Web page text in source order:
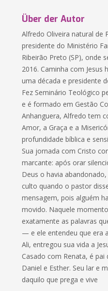
Über der Autor
Alfredo Oliveira natural de
presidente do Ministério
Ribeirão Preto (SP), onde
2016. Caminha com Jesus
uma década e presidente
Fez Seminário Teológico
e é formado em Gestão
Anhanguera, Alfredo tem
Amor, a Graça e a
profundidade bíblica e
Sua jornada com Cristo
marcante: após orar
Deus o havia
culto quando o pastor
mensagem, pois alguém
movido. Naquele
exatamente as palavras
— e ele entendeu que era
Ali, entregou sua vida a
Casado com Renata, é pai
Daniel e Esther. Seu lar e
daquilo que prega e vive